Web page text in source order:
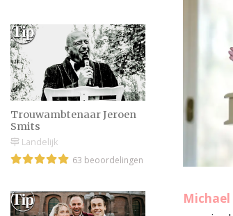
Trouwambtenaar Jeroen
Smits
Landelijk
63 beoordelingen
Michael